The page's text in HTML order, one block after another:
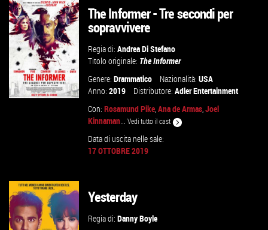
VAI ALLA SCHEDA
The Informer - Tre secondi per
sopravvivere
Regia di:Andrea Di Stefano
Titolo originale: The Informer
Genere:Drammatico Nazionalità:USA
Anno:2019 Distributore:Adler Entertainment
Con:Rosamund Pike,Ana de Armas,Joel
Kinnaman...Vedi tutto il cast
Data di uscita nelle sale:
17 OTTOBRE 2019
Yesterday
Regia di:Danny Boyle